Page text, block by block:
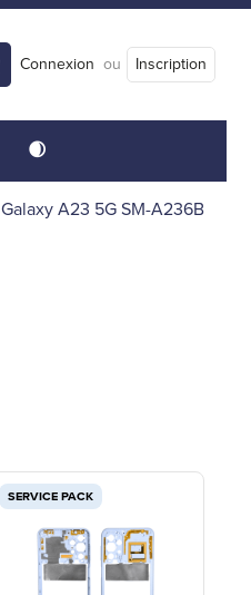
Connexion ou Inscription
🌒
Galaxy A23 5G SM-A236B
SERVICE PACK